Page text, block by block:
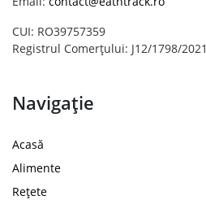
CUI: RO39757359
Registrul Comerțului: J12/1798/2021
Navigație
Acasă
Alimente
Rețete